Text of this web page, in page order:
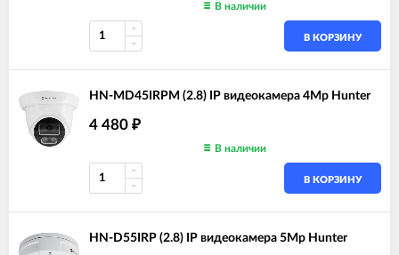
В наличии
В КОРЗИНУ
HN-MD45IRPM (2.8) IP видеокамера 4Mp Hunter
4 480 ₽
В наличии
В КОРЗИНУ
HN-D55IRP (2.8) IP видеокамера 5Mp Hunter